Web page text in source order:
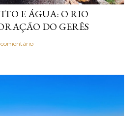
E ÁGUA: O RIO
DO GERÊS